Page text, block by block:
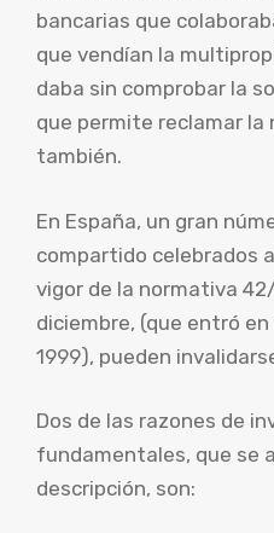
bancarias que
que vendían la
daba sin comprobar la
que permite reclamar la
también.
En España, un gran
compartido celebrados
vigor de la normativa
diciembre, (que entró
1999), pueden
Dos de las razones de
fundamentales, que se
descripción, son: